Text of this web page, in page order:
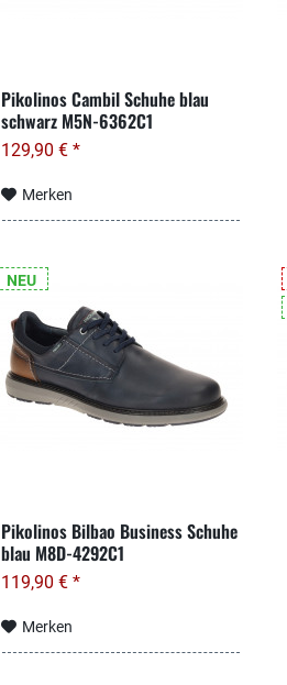
Pikolinos
Skechers
Think
Tommy Hilfiger
UGG
Under Armour
W6YZ
Waldläufer
Textil
Textil - atmungsaktiv
Textil - atmungsaktiv und antibakteriell
Pikolinos Cambil Schuhe blau
schwarz M5N-6362C1
129,90 € *
Merken
NEU
Pikolinos Bilbao Business Schuhe
blau M8D-4292C1
119,90 € *
Merken